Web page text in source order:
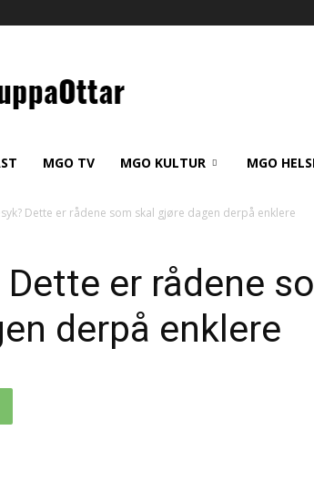
MGO TV MGO KULTUR MGO
Dette er rådene som skal gjøre dagen derpå enklere
Dette er rådene
derpå enklere